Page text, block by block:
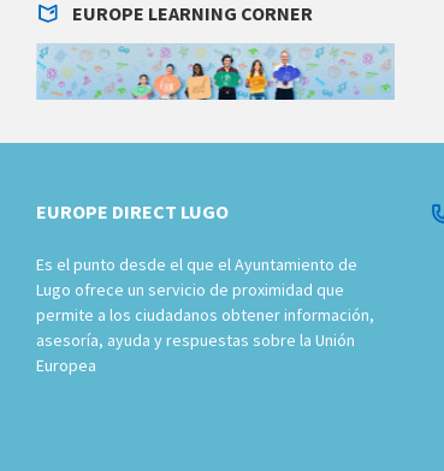
EUROPE LEARNING CORNER
EUROPE DIRECT LUGO
Es el punto desde el que el Ayuntamiento de
Lugo ofrece un servicio de proximidad que
permite a los ciudadanos obtener información,
asesoría, ayuda y respuestas sobre la Unión
Europea